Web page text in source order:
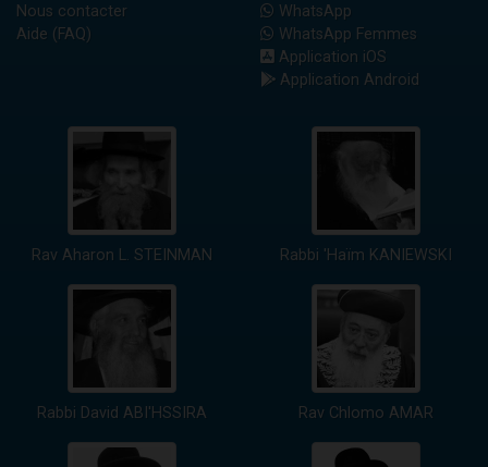
Nous contacter
Aide (FAQ)
WhatsApp
WhatsApp Femmes
Application iOS
Application Android
Rav Aharon L. STEINMAN Rabbi 'Haïm KANIEWSKI
Rabbi David ABI'HSSIRA Rav Chlomo AMAR